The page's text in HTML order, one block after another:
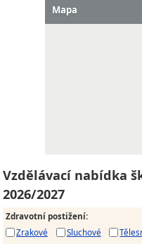
Mapa
Vzdělávací nabídka
2026/2027
Zdravotní postižení:
Zrakové
Sluchové